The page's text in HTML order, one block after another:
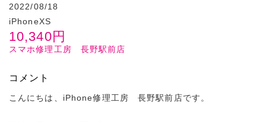
2022/08/18
iPhoneXS
10,340 円
スマホ修理工房 長野駅前店
コメント
こんにちは、iPhone修理工房 長野駅前店です。